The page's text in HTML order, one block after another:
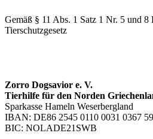
Gemäß § 11 Abs. 1 Satz 1 Nr. 5 und 8
Tierschutzgesetz
Zorro Dogsavior e. V.
Tierhilfe für den Norden
Sparkasse Hameln Weserbergland
IBAN: DE86 2545 0110 0031 0367 59
BIC: NOLADE21SWB